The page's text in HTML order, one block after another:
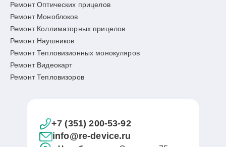
Ремонт Оптических прицелов
Ремонт Моноблоков
Ремонт Коллиматорных прицелов
Ремонт Наушников
Ремонт Тепловизионных монокуляров
Ремонт Видеокарт
Ремонт Тепловизоров
+7 (351) 200-53-92
info@re-device.ru